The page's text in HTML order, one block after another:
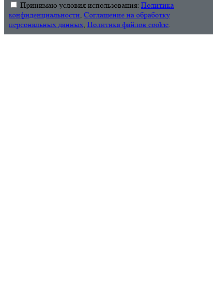
Принимаю условия использования: Политика
конфиденциальности, Соглашение на обработку
персональных данных, Политика файлов cookie.